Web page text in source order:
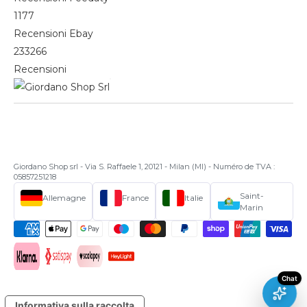
1177
Recensioni Ebay
233266
Recensioni
Giordano Shop srl - Via S. Raffaele 1, 20121 - Milan (MI) - Numéro de TVA :
05857251218
Allemagne France Italie
Saint-
Marin